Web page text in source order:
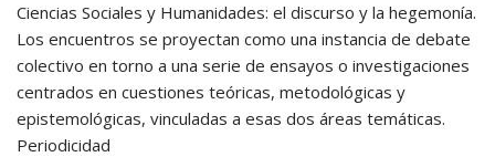
Ciencias Sociales y Humanidades: el discurso y la hegemonía.
Los encuentros se proyectan como una instancia de debate
colectivo en torno a una serie de ensayos o investigaciones
centrados en cuestiones teóricas, metodológicas y
epistemológicas, vinculadas a esas dos áreas temáticas.
Periodicidad